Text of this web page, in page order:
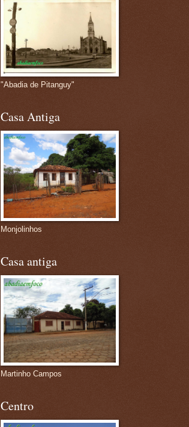
"Abadia de Pitanguy"
Casa Antiga
Monjolinhos
Casa antiga
Martinho Campos
Centro